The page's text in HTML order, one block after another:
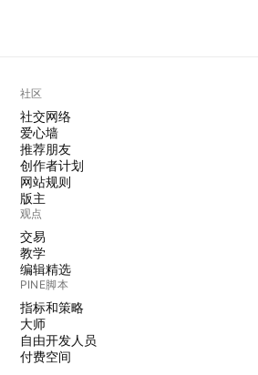
社区
社交网络
爱心墙
推荐朋友
创作者计划
网站规则
版主
观点
交易
教学
编辑精选
PINE脚本
指标和策略
大师
自由开发人员
付费空间